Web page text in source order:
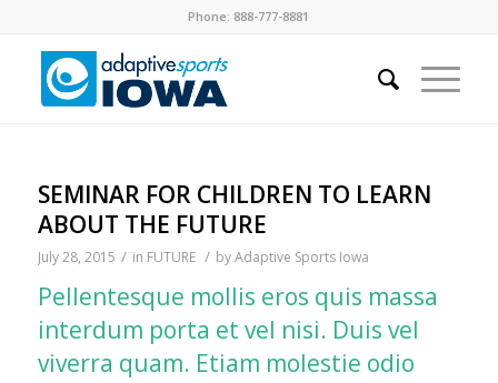
Phone: 888-777-8881
SEMINAR FOR CHILDREN TO LEARN
ABOUT THE FUTURE
July 28, 2015 / in FUTURE / byAdaptive Sports Iowa
Pellentesque mollis eros quis massa
interdum porta et vel nisi. Duis vel
viverra quam. Etiam molestie odio